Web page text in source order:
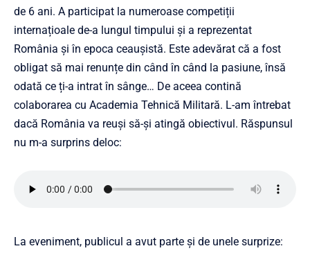
de 6 ani. A participat la numeroase competiții
internațioale de-a lungul timpului și a reprezentat
România și în epoca ceaușistă. Este adevărat că a fost
obligat să mai renunțe din când în când la pasiune, însă
odată ce ți-a intrat în sânge… De aceea contină
colaborarea cu Academia Tehnică Militară. L-am întrebat
dacă România va reuși să-și atingă obiectivul. Răspunsul
nu m-a surprins deloc:
La eveniment, publicul a avut parte și de unele surprize: